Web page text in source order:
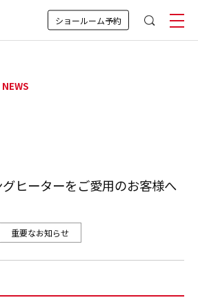
ショールーム予約
NEWS
ヒーターをご愛用のお客様へ
重要なお知らせ